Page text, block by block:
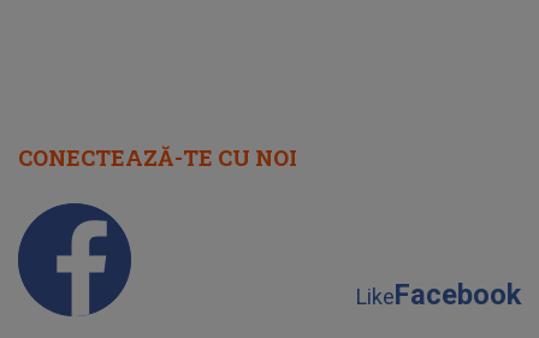
CONECTEAZĂ-TE CU NOI
LikeFacebook